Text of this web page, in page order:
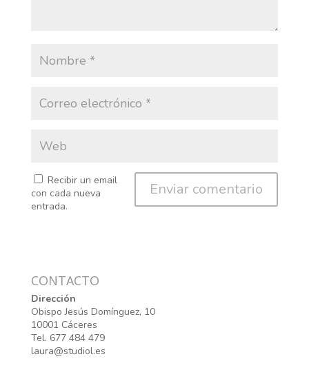
Recibir un email
con cada nueva
entrada.
CONTACTO
Dirección
Obispo Jesús Domínguez, 10
10001 Cáceres
Tel. 677 484 479
laura@studiol.es